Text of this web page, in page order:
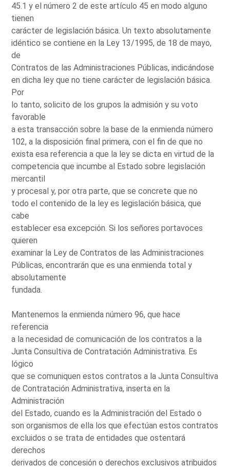
45.1 y el número 2 de este artículo 45 en modo alguno
tienen
carácter de legislación básica. Un texto absolutamente
idéntico se contiene en la Ley 13/1995, de 18 de mayo,
de
Contratos de las Administraciones Públicas, indicándose
en dicha ley que no tiene carácter de legislación básica.
Por
lo tanto, solicito de los grupos la admisión y su voto
favorable
a esta transacción sobre la base de la enmienda número
102, a la disposición final primera, con el fin de que no
exista esa referencia a que la ley se dicta en virtud de la
competencia que incumbe al Estado sobre legislación
mercantil
y procesal y, por otra parte, que se concrete que no
todo el contenido de la ley es legislación básica, que
cabe
establecer esa excepción. Si los señores portavoces
quieren
examinar la Ley de Contratos de las Administraciones
Públicas, encontrarán que es una enmienda total y
absolutamente
fundada.
Mantenemos la enmienda número 96, que hace
referencia
a la necesidad de comunicación de los contratos a la
Junta Consultiva de Contratación Administrativa. Es
lógico
que se comuniquen estos contratos a la Junta Consultiva
de Contratación Administrativa, inserta en la
Administración
del Estado, cuando es la Administración del Estado o
son organismos de ella los que efectúan estos contratos
excluidos o se trata de entidades que ostentará
derechos
derivados de concesión o derechos exclusivos atribuidos